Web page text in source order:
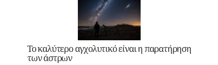
Το καλύτερο αγχολυτικό είναι η παρατήρηση
των άστρων